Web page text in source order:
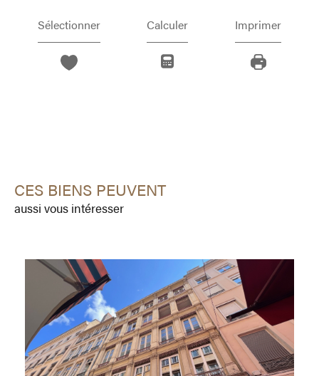
Sélectionner Calculer Imprimer
CES BIENS PEUVENT
aussi vous intéresser